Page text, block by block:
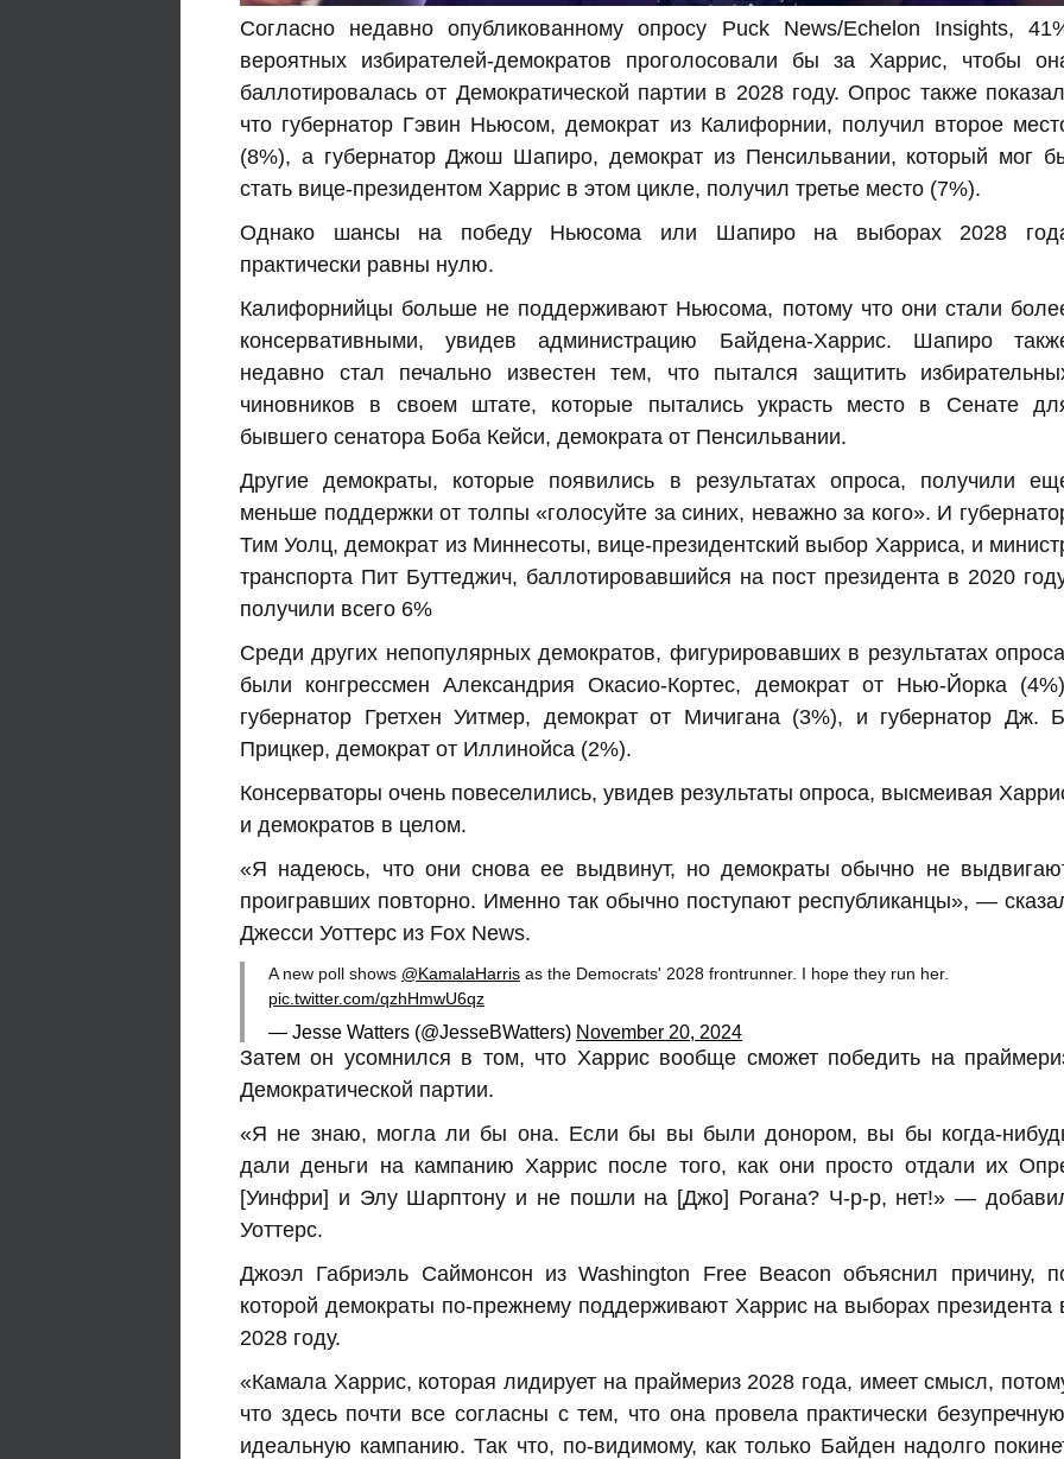
Согласно недавно опубликованному опросу Puck News/Echelon Insights,
вероятных избирателей-демократов проголосовали бы за Харрис, чтобы
баллотировалась от Демократической партии в 2028 году. Опрос также
что губернатор Гэвин Ньюсом, демократ из Калифорнии, получил второе
(8%), а губернатор Джош Шапиро, демократ из Пенсильвании, который мог
стать вице-президентом Харрис в этом цикле, получил третье место (7%).
Однако шансы на победу Ньюсома или Шапиро на выборах 2028
практически равны нулю.
Калифорнийцы больше не поддерживают Ньюсома, потому что они стали
консервативными, увидев администрацию Байдена-Харрис. Шапиро
недавно стал печально известен тем, что пытался защитить
чиновников в своем штате, которые пытались украсть место в Сенате
бывшего сенатора Боба Кейси, демократа от Пенсильвании.
Другие демократы, которые появились в результатах опроса, получили
меньше поддержки от толпы «голосуйте за синих, неважно за кого». И
Тим Уолц, демократ из Миннесоты, вице-президентский выбор Харриса, и
транспорта Пит Буттеджич, баллотировавшийся на пост президента в 2020
получили всего 6%
Среди других непопулярных демократов, фигурировавших в результатах
были конгрессмен Александрия Окасио-Кортес, демократ от Нью-Йорка
губернатор Гретхен Уитмер, демократ от Мичигана (3%), и губернатор Дж.
Прицкер, демократ от Иллинойса (2%).
Консерваторы очень повеселились, увидев результаты опроса, высмеивая
и демократов в целом.
«Я надеюсь, что они снова ее выдвинут, но демократы обычно не
проигравших повторно. Именно так обычно поступают республиканцы», —
Джесси Уоттерс из Fox News.
A new poll shows @KamalaHarris as the Democrats' 2028 frontrunner. I hope they run her.
pic.twitter.com/qzhHmwU6qz
— Jesse Watters (@JesseBWatters) November 20, 2024
Затем он усомнился в том, что Харрис вообще сможет победить на
Демократической партии.
«Я не знаю, могла ли бы она. Если бы вы были донором, вы бы когда-
дали деньги на кампанию Харрис после того, как они просто отдали их
[Уинфри] и Элу Шарптону и не пошли на [Джо] Рогана? Ч-р-р, нет!» —
Уоттерс.
Джоэл Габриэль Саймонсон из Washington Free Beacon объяснил причину,
которой демократы по-прежнему поддерживают Харрис на выборах президента
2028 году.
«Камала Харрис, которая лидирует на праймериз 2028 года, имеет смысл,
что здесь почти все согласны с тем, что она провела практически
идеальную кампанию. Так что, по-видимому, как только Байден надолго